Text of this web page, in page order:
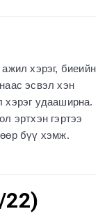
хэрэг, биеийн
эсвэл хэн
хэрэг удааширна.
эртхэн гэртээ
бүү хэмж.
22)